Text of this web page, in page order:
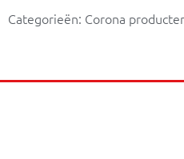
Categorieën: Corona